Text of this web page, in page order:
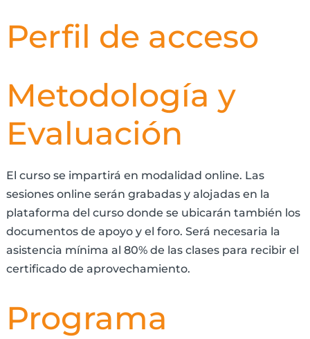
Perfil de acceso
Metodología y
Evaluación
El curso se impartirá en modalidad online. Las
sesiones online serán grabadas y alojadas en la
plataforma del curso donde se ubicarán también los
documentos de apoyo y el foro. Será necesaria la
asistencia mínima al 80% de las clases para recibir el
certificado de aprovechamiento.
Programa